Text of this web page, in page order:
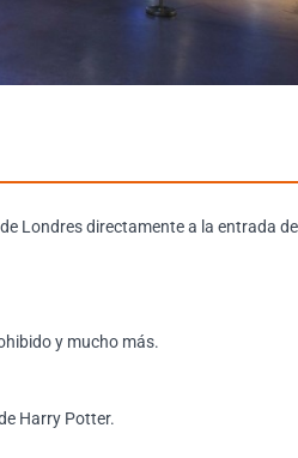
Londres directamente a la entrada
y mucho más.
Harry Potter.